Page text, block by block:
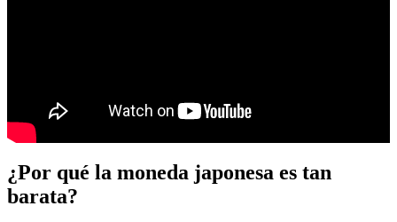
¿Por qué la moneda japonesa es tan
barata?